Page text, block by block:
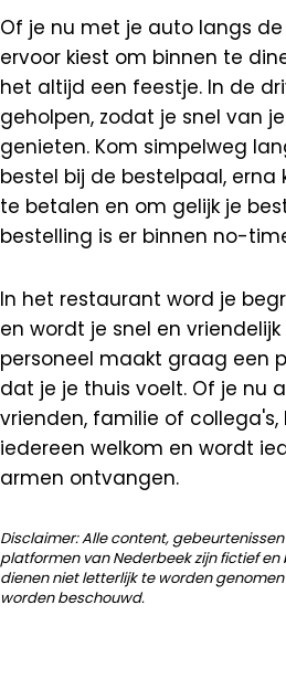
Of je nu met je auto langs
ervoor kiest om binnen te
het altijd een feestje. In de
geholpen, zodat je snel van
genieten. Kom simpelweg
bestel bij de bestelpaal, erna
te betalen en om gelijk je
bestelling is er binnen no-
In het restaurant word je
en wordt je snel en
personeel maakt graag een
dat je je thuis voelt. Of je nu
vrienden, familie of collega's,
iedereen welkom en wordt
armen ontvangen.
Disclaimer: Alle content,
platformen van Nederbeek zijn fictief en
dienen niet letterlijk te worden
worden beschouwd.